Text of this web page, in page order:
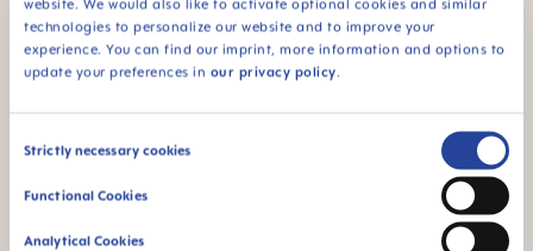
website. We would also like to activate optional cookies and similar
technologies to personalize our website and to improve your
experience. You can find our imprint, more information and options to
update your preferences in our privacy policy.
Consent
Strictly necessary cookies
Functional Cookies
Analytical Cookies
independiente
FAQ
When does baby switch over from the bottle
to the drinking cup?